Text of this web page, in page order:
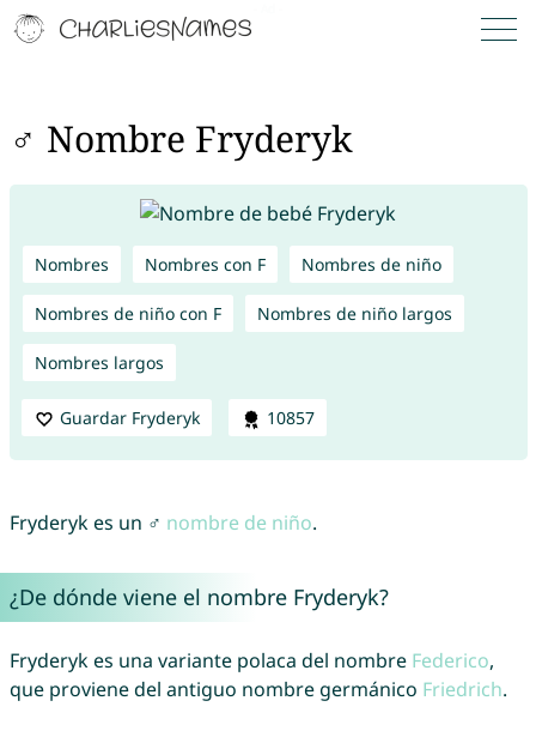
♂ Nombre Fryderyk
Nombres Nombres con F Nombres de niño
Nombres de niño con F Nombres de niño largos
Nombres largos
Guardar Fryderyk 10857
Fryderyk es un ♂ nombre de niño.
¿De dónde viene el nombre Fryderyk?
Fryderyk es una variante polaca del nombre Federico,
que proviene del antiguo nombre germánico Friedrich.